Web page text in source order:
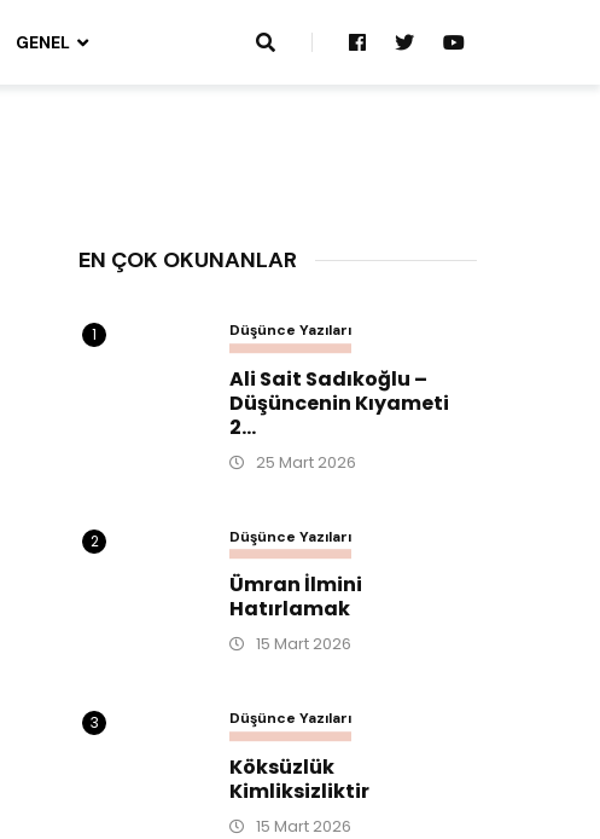
GENEL
EN ÇOK OKUNANLAR
1 Düşünce Yazıları
Ali Sait Sadıkoğlu –
Düşüncenin Kıyameti
2...
25 Mart 2026
2 Düşünce Yazıları
Ümran İlmini
Hatırlamak
15 Mart 2026
3 Düşünce Yazıları
Köksüzlük
Kimliksizliktir
15 Mart 2026